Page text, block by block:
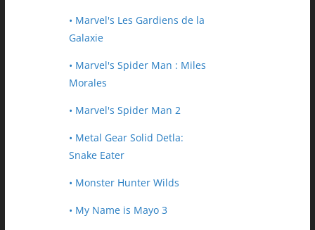
• Marvel's Les Gardiens de la
Galaxie
• Marvel's Spider Man : Miles
Morales
• Marvel's Spider Man 2
• Metal Gear Solid Detla:
Snake Eater
• Monster Hunter Wilds
• My Name is Mayo 3